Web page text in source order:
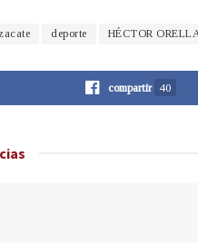
deporte HÉCTOR
compartir 40